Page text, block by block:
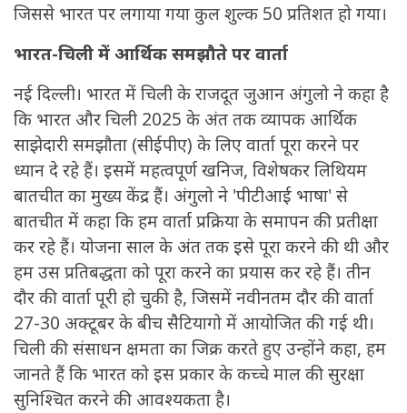
जिससे भारत पर लगाया गया कुल शुल्क 50 प्रतिशत हो गया।
भारत-चिली में आर्थिक समझौते पर वार्ता
नई दिल्ली। भारत में चिली के राजदूत जुआन अंगुलो ने कहा है
कि भारत और चिली 2025 के अंत तक व्यापक आर्थिक
साझेदारी समझौता (सीईपीए) के लिए वार्ता पूरा करने पर
ध्यान दे रहे हैं। इसमें महत्वपूर्ण खनिज, विशेषकर लिथियम
बातचीत का मुख्य केंद्र हैं। अंगुलो ने 'पीटीआई भाषा' से
बातचीत में कहा कि हम वार्ता प्रक्रिया के समापन की प्रतीक्षा
कर रहे हैं। योजना साल के अंत तक इसे पूरा करने की थी और
हम उस प्रतिबद्धता को पूरा करने का प्रयास कर रहे हैं। तीन
दौर की वार्ता पूरी हो चुकी है, जिसमें नवीनतम दौर की वार्ता
27-30 अक्टूबर के बीच सैटियागो में आयोजित की गई थी।
चिली की संसाधन क्षमता का जिक्र करते हुए उन्होंने कहा, हम
जानते हैं कि भारत को इस प्रकार के कच्चे माल की सुरक्षा
सुनिश्चित करने की आवश्यकता है।